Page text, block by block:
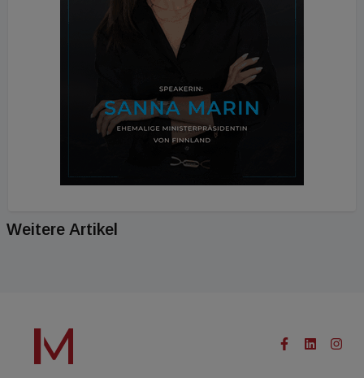
Weitere Artikel